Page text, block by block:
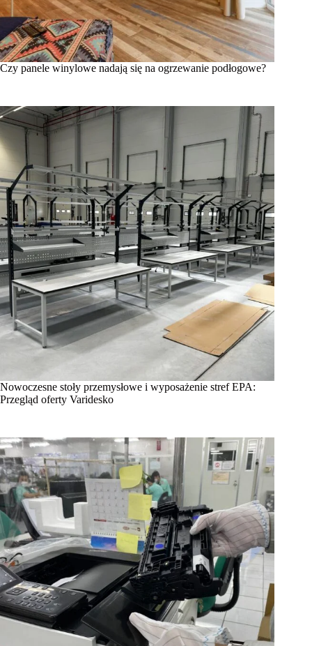
Czy panele winylowe nadają się na ogrzewanie podłogowe?
Nowoczesne stoły przemysłowe i wyposażenie stref EPA:
Przegląd oferty Varidesko